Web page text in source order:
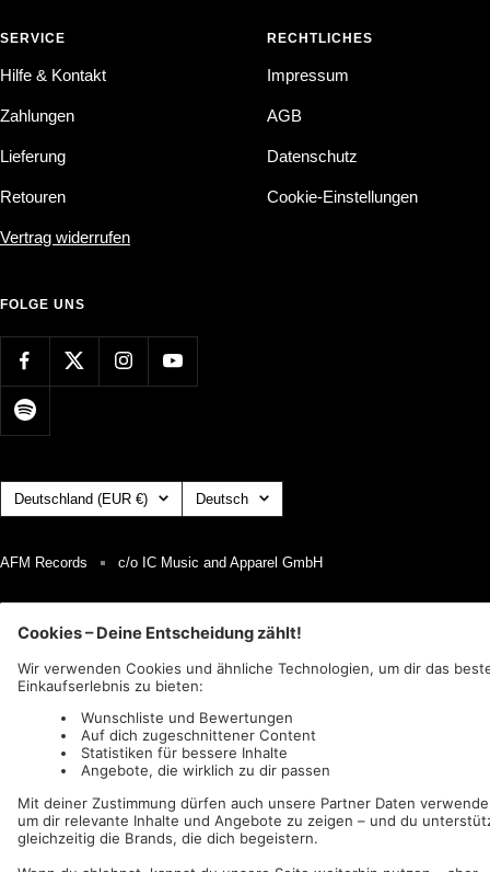
SERVICE
Hilfe & Kontakt
Zahlungen
Lieferung
Retouren
Vertrag widerrufen
RECHTLICHES
Impressum
AGB
Datenschutz
Cookie-Einstellungen
FOLGE UNS
Land/Region Deutschland (EUR €) Sprache
Deutsch
AFM Records c/o IC Music and Apparel GmbH
Wir akzeptieren